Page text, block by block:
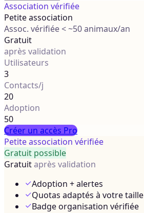
Association vérifiée
Petite association
Assoc. vérifiée < ~50 animaux/an
Gratuit
après validation
Utilisateurs
3
Contacts/j
20
Adoption
50
Créer un accès Pro
Petite association vérifiée
Gratuit possible
Gratuitaprès validation
Adoption + alertes
Quotas adaptés à votre taille
Badge organisation vérifiée